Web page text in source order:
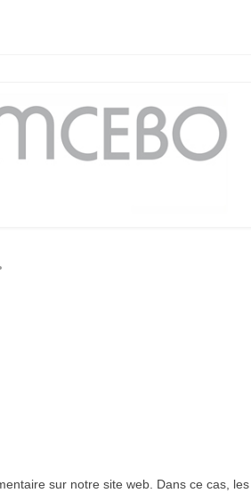
sur notre site web. Dans ce cas,